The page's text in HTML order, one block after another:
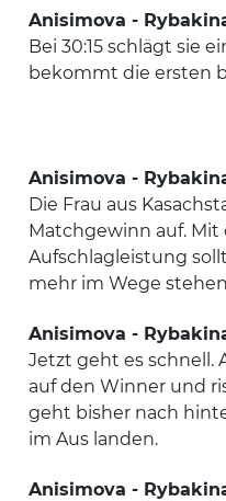
Anisimova -
Bei 30:15 schlägt sie
bekommt die ersten
Anisimova -
Die Frau aus
Matchgewinn auf. Mit
Aufschlagleistung
mehr im Wege
Anisimova -
Jetzt geht es schnell.
auf den Winner und
geht bisher nach
im Aus landen.
Anisimova -